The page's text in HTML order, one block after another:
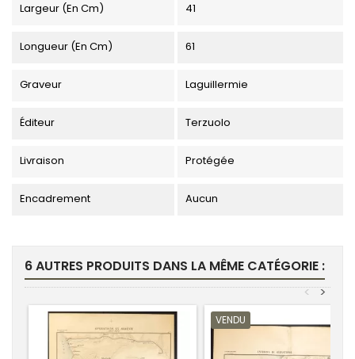
Largeur (en Cm) 41
Longueur (en Cm) 61
Graveur Laguillermie
Éditeur Terzuolo
Livraison Protégée
Encadrement Aucun
6 AUTRES PRODUITS DANS LA MÊME CATÉGORIE :
>
<
VENDU